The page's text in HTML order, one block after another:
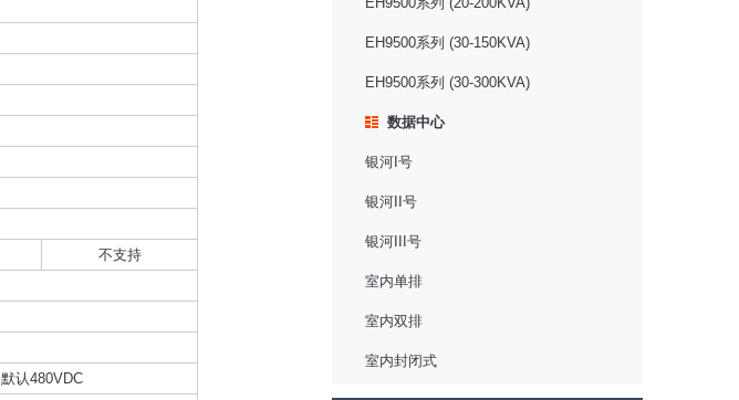
不支持
默认480VDC
EH9500系列 (30-150KVA)
EH9500系列 (30-300KVA)
数据中心
银河I号
银河II号
银河III号
室内单排
室内双排
室内封闭式